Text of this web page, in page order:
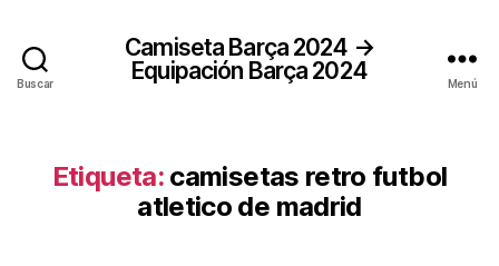
Buscar
Camiseta Barça 2024 →
Equipación Barça 2024
Menú
Etiqueta: camisetas retro futbol
atletico de madrid